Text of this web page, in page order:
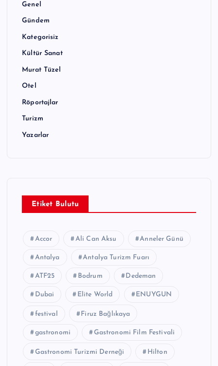
Genel
Gündem
Kategorisiz
Kültür Sanat
Murat Tüzel
Otel
Röportajlar
Turizm
Yazarlar
Etiket Bulutu
Accor Ali Can Aksu Anneler Günü
Antalya Antalya Turizm Fuarı
ATF25 Bodrum Dedeman
Dubai Elite World ENUYGUN
festival Firuz Bağlıkaya
gastronomi Gastronomi Film Festivali
Gastronomi Turizmi Derneği Hilton